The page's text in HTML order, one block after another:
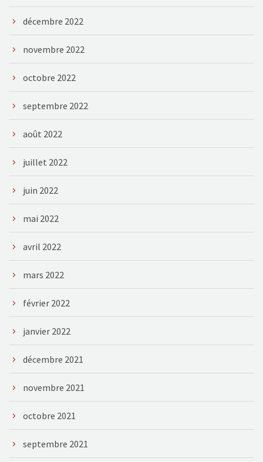
décembre 2022
novembre 2022
octobre 2022
septembre 2022
août 2022
juillet 2022
juin 2022
mai 2022
avril 2022
mars 2022
février 2022
janvier 2022
décembre 2021
novembre 2021
octobre 2021
septembre 2021